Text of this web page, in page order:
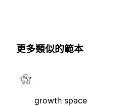
更多類似的範本
growth space